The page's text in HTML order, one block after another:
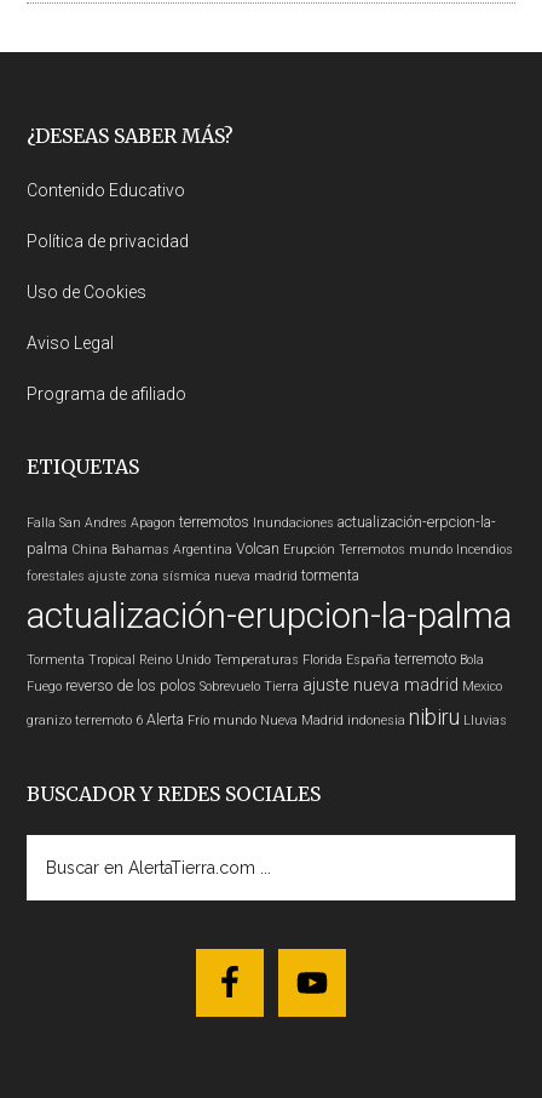
Footer
¿DESEAS SABER MÁS?
Contenido Educativo
Política de privacidad
Uso de Cookies
Aviso Legal
Programa de afiliado
ETIQUETAS
Falla San Andres Apagon terremotos Inundaciones actualización-erpcion-la-
palma China Bahamas Argentina Volcan Erupción Terremotos mundo Incendios
forestales ajuste zona sísmica nueva madrid tormenta
actualización-erupcion-la-palma
Tormenta Tropical Reino Unido Temperaturas Florida España terremoto Bola
Fuego reverso de los polos Sobrevuelo Tierra ajuste nueva madrid Mexico
granizo terremoto 6 Alerta Frío mundo Nueva Madrid indonesia nibiru Lluvias
BUSCADOR Y REDES SOCIALES
AlertaTierra.com